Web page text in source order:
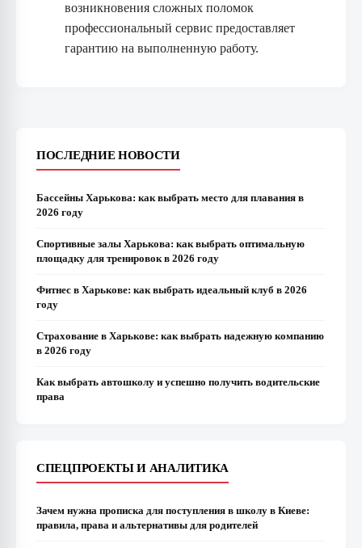
возникновения сложных поломок
профессиональный сервис предоставляет
гарантию на выполненную работу.
ПОСЛЕДНИЕ НОВОСТИ
Бассейны Харькова: как выбрать место для плавания в
2026 году
Спортивные залы Харькова: как выбрать оптимальную
площадку для тренировок в 2026 году
Фитнес в Харькове: как выбрать идеальный клуб в 2026
году
Страхование в Харькове: как выбрать надежную компанию
в 2026 году
Как выбрать автошколу и успешно получить водительские
права
СПЕЦПРОЕКТЫ И АНАЛИТИКА
Зачем нужна прописка для поступления в школу в Киеве:
правила, права и альтернативы для родителей